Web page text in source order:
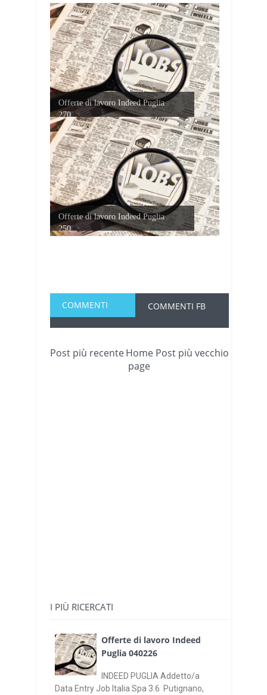
Offerte di lavoro Indeed Puglia
270...
Offerte di lavoro Indeed Puglia
250...
COMMENTI COMMENTI FB
Post più recente Post più vecchio
Home
page
I PIÙ RICERCATI
Offerte di lavoro Indeed
Puglia 040226
INDEED PUGLIA Addetto/a
Data Entry Job Italia Spa 3.6 Putignano,